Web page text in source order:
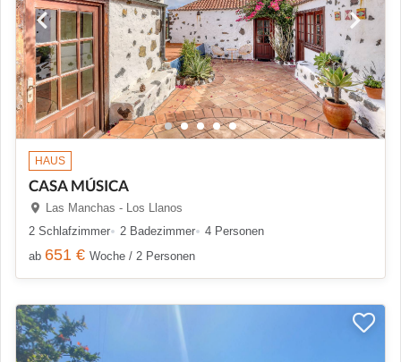
HAUS
CASA MÚSICA
Las Manchas - Los Llanos
2 Schlafzimmer
2 Badezimmer
4 Personen
ab 651 € Woche / 2 Personen